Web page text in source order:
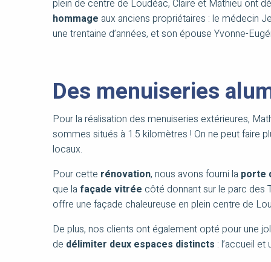
plein de centre de Loudéac, Claire et Mathieu ont
hommage aux anciens propriétaires : le médecin
une trentaine d’années, et son épouse Yvonne-
Des menuiseries
Pour la réalisation des menuiseries extérieures,
sommes situés à 1.5 kilomètres ! On ne peut faire
locaux.
Pour cette rénovation, nous avons fourni la porte
que la façade vitrée côté donnant sur le parc des
offre une façade chaleureuse en plein centre de
De plus, nos clients ont également opté pour une
de délimiter deux espaces distincts : l’accueil